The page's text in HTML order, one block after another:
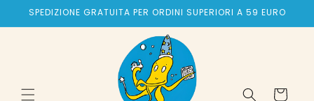
direttamente
ai contenuti
SPEDIZIONE GRATUITA PER ORDINI SUPERIORI A 59 EURO
Carrello